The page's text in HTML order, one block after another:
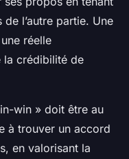
l’autre partie. Une
réelle
la crédibilité de
win » doit être au
à trouver un accord
en valorisant la